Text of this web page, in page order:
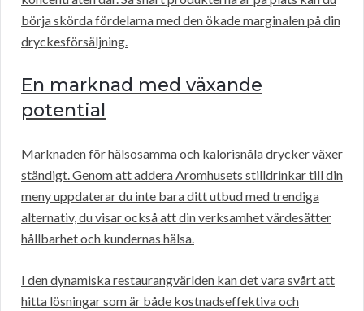
börja skörda fördelarna med den ökade marginalen på din
dryckesförsäljning.
En marknad med växande
potential
Marknaden för hälsosamma och kalorisnåla drycker växer
ständigt. Genom att addera Aromhusets stilldrinkar till din
meny uppdaterar du inte bara ditt utbud med trendiga
alternativ, du visar också att din verksamhet värdesätter
hållbarhet och kundernas hälsa.
I den dynamiska restaurangvärlden kan det vara svårt att
hitta lösningar som är både kostnadseffektiva och